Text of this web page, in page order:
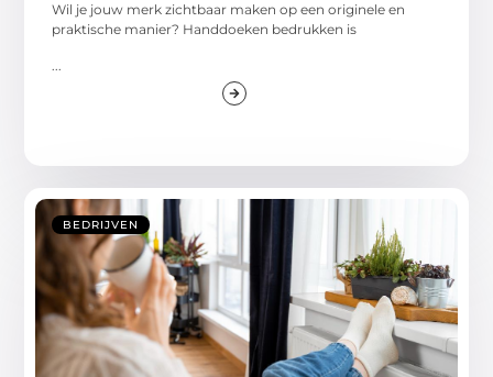
Wil je jouw merk zichtbaar maken op een originele en
praktische manier? Handdoeken bedrukken is
BEDRIJVEN